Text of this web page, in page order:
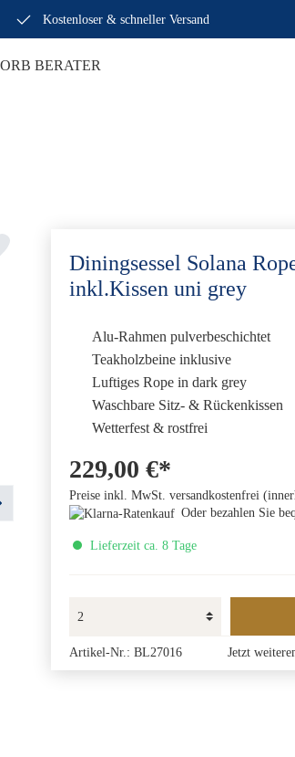
Kostenloser & schneller Versand
BERATER
Diningsessel Solana
inkl.Kissen uni grey
Alu-Rahmen pulverbeschichtet
Teakholzbeine inklusive
Luftiges Rope in dark grey
Waschbare Sitz- & Rückenkissen
Wetterfest & rostfrei
229,00 €*
Preise inkl. MwSt. versandkostenfrei
Oder bezahlen Sie
Lieferzeit ca. 8 Tage
Artikel-Nr.: BL27016 Jetzt